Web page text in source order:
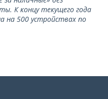
К концу текущего года
на 500 устройствах по